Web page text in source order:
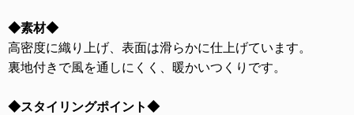
◆素材◆
高密度に織り上げ、表面は滑らかに仕上げています。
裏地付きで風を通しにくく、暖かいつくりです。
◆スタイリングポイント◆